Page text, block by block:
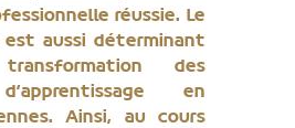
réussie. Le
est aussi déterminant
des
en
Ainsi, au cours